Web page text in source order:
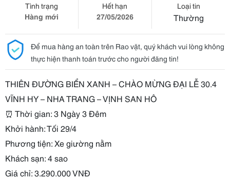
Tình trạng
Hàng mới
Hết hạn
27/05/2026
Loại tin
Thường
Để mua hàng an toàn trên Rao vặt, quý khách vui lòng không
thực hiện thanh toán trước cho người đăng tin!
THIÊN ĐƯỜNG BIỂN XANH – CHÀO MỪNG ĐẠI LỄ 30.4
VĨNH HY – NHA TRANG – VỊNH SAN HÔ
⏰ Thời gian: 3 Ngày 3 Đêm
Khởi hành: Tối 29/4
Phương tiện: Xe giường nằm
Khách sạn: 4 sao
Giá chỉ: 3.290.000 VNĐ